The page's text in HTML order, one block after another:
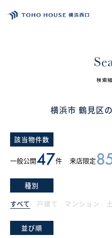
会社案内
お客様の声
お知らせ
検索
横浜市 鶴見区
該当物件数
一般公開47件 来店限定
種別
すべて
戸建て マンション
並び順